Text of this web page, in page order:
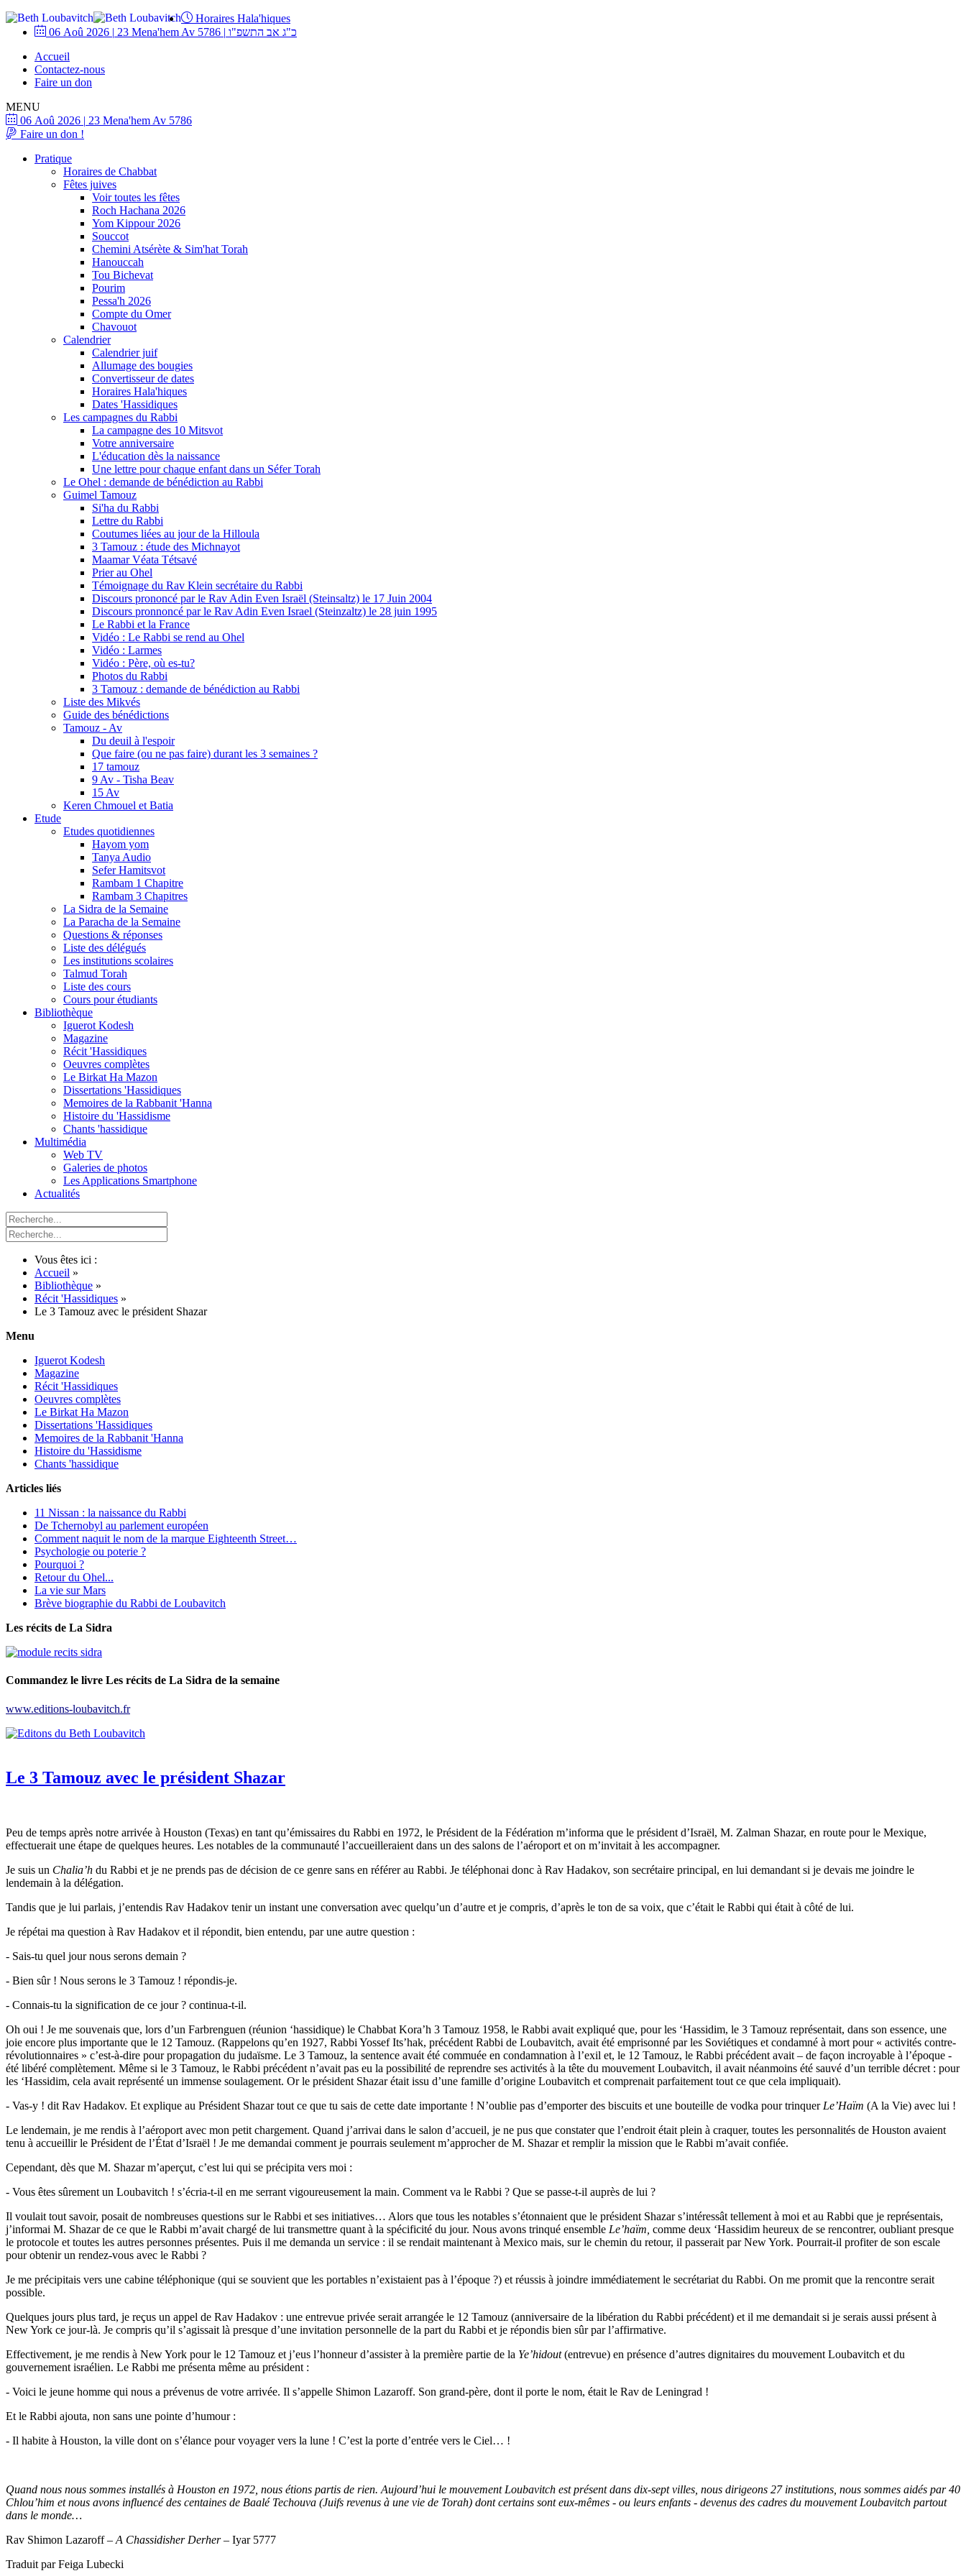
Horaires Hala'hiques
06 Aoû 2026 | 23 Mena'hem Av 5786 | כ"ג אב התשפ"ו
Accueil
Contactez-nous
Faire un don
MENU
06 Aoû 2026 | 23 Mena'hem Av 5786
Faire un don !
Pratique
Horaires de Chabbat
Fêtes juives
Voir toutes les fêtes
Roch Hachana 2026
Yom Kippour 2026
Souccot
Chemini Atsérète & Sim'hat Torah
Hanouccah
Tou Bichevat
Pourim
Pessa'h 2026
Compte du Omer
Chavouot
Calendrier
Calendrier juif
Allumage des bougies
Convertisseur de dates
Horaires Hala'hiques
Dates 'Hassidiques
Les campagnes du Rabbi
La campagne des 10 Mitsvot
Votre anniversaire
L'éducation dès la naissance
Une lettre pour chaque enfant dans un Séfer Torah
Le Ohel : demande de bénédiction au Rabbi
Guimel Tamouz
Si'ha du Rabbi
Lettre du Rabbi
Coutumes liées au jour de la Hilloula
3 Tamouz : étude des Michnayot
Maamar Véata Tétsavé
Prier au Ohel
Témoignage du Rav Klein secrétaire du Rabbi
Discours prononcé par le Rav Adin Even Israël (Steinsaltz) le 17 Juin 2004
Discours pronnoncé par le Rav Adin Even Israel (Steinzaltz) le 28 juin 1995
Le Rabbi et la France
Vidéo : Le Rabbi se rend au Ohel
Vidéo : Larmes
Vidéo : Père, où es-tu?
Photos du Rabbi
3 Tamouz : demande de bénédiction au Rabbi
Liste des Mikvés
Guide des bénédictions
Tamouz - Av
Du deuil à l'espoir
Que faire (ou ne pas faire) durant les 3 semaines ?
17 tamouz
9 Av - Tisha Beav
15 Av
Keren Chmouel et Batia
Etude
Etudes quotidiennes
Hayom yom
Tanya Audio
Sefer Hamitsvot
Rambam 1 Chapitre
Rambam 3 Chapitres
La Sidra de la Semaine
La Paracha de la Semaine
Questions & réponses
Liste des délégués
Les institutions scolaires
Talmud Torah
Liste des cours
Cours pour étudiants
Bibliothèque
Iguerot Kodesh
Magazine
Récit 'Hassidiques
Oeuvres complètes
Le Birkat Ha Mazon
Dissertations 'Hassidiques
Memoires de la Rabbanit 'Hanna
Histoire du 'Hassidisme
Chants 'hassidique
Multimédia
Web TV
Galeries de photos
Les Applications Smartphone
Actualités
Vous êtes ici :
Accueil »
Bibliothèque »
Récit 'Hassidiques »
Le 3 Tamouz avec le président Shazar
Menu
Iguerot Kodesh
Magazine
Récit 'Hassidiques
Oeuvres complètes
Le Birkat Ha Mazon
Dissertations 'Hassidiques
Memoires de la Rabbanit 'Hanna
Histoire du 'Hassidisme
Chants 'hassidique
Articles liés
11 Nissan : la naissance du Rabbi
De Tchernobyl au parlement européen
Comment naquit le nom de la marque Eighteenth Street…
Psychologie ou poterie ?
Pourquoi ?
Retour du Ohel...
La vie sur Mars
Brève biographie du Rabbi de Loubavitch
Les récits de La Sidra
Commandez le livre Les récits de La Sidra de la semaine
www.editions-loubavitch.fr
Le 3 Tamouz avec le président Shazar
Peu de temps après notre arrivée à Houston (Texas) en tant qu’émissaires du Rabbi en 1972, le Président de la Fédération m’informa que le président d’Israël, M. Zalman Shazar, en route pour le Mexique,
effectuerait une étape de quelques heures. Les notables de la communauté l’accueilleraient dans un des salons de l’aéroport et on m’invitait à les accompagner.
Je suis un Chalia’h du Rabbi et je ne prends pas de décision de ce genre sans en référer au Rabbi. Je téléphonai donc à Rav Hadakov, son secrétaire principal, en lui demandant si je devais me joindre le
lendemain à la délégation.
Tandis que je lui parlais, j’entendis Rav Hadakov tenir un instant une conversation avec quelqu’un d’autre et je compris, d’après le ton de sa voix, que c’était le Rabbi qui était à côté de lui.
Je répétai ma question à Rav Hadakov et il répondit, bien entendu, par une autre question :
- Sais-tu quel jour nous serons demain ?
- Bien sûr ! Nous serons le 3 Tamouz ! répondis-je.
- Connais-tu la signification de ce jour ? continua-t-il.
Oh oui ! Je me souvenais que, lors d’un Farbrenguen (réunion ‘hassidique) le Chabbat Kora’h 3 Tamouz 1958, le Rabbi avait expliqué que, pour les ‘Hassidim, le 3 Tamouz représentait, dans son essence, une
joie encore plus importante que le 12 Tamouz. (Rappelons qu’en 1927, Rabbi Yossef Its’hak, précédent Rabbi de Loubavitch, avait été emprisonné par les Soviétiques et condamné à mort pour « activités contre-
révolutionnaires » c’est-à-dire pour propagation du judaïsme. Le 3 Tamouz, la sentence avait été commuée en condamnation à l’exil et, le 12 Tamouz, le Rabbi précédent avait – de façon incroyable à l’époque -
été libéré complètement. Même si le 3 Tamouz, le Rabbi précédent n’avait pas eu la possibilité de reprendre ses activités à la tête du mouvement Loubavitch, il avait néanmoins été sauvé d’un terrible décret : pour
les ‘Hassidim, cela avait représenté un immense soulagement. Or le président Shazar était issu d’une famille d’origine Loubavitch et comprenait parfaitement tout ce que cela impliquait).
- Vas-y ! dit Rav Hadakov. Et explique au Président Shazar tout ce que tu sais de cette date importante ! N’oublie pas d’emporter des biscuits et une bouteille de vodka pour trinquer Le’Haïm (A la Vie) avec lui !
Le lendemain, je me rendis à l’aéroport avec mon petit chargement. Quand j’arrivai dans le salon d’accueil, je ne pus que constater que l’endroit était plein à craquer, toutes les personnalités de Houston avaient
tenu à accueillir le Président de l’État d’Israël ! Je me demandai comment je pourrais seulement m’approcher de M. Shazar et remplir la mission que le Rabbi m’avait confiée.
Cependant, dès que M. Shazar m’aperçut, c’est lui qui se précipita vers moi :
- Vous êtes sûrement un Loubavitch ! s’écria-t-il en me serrant vigoureusement la main. Comment va le Rabbi ? Que se passe-t-il auprès de lui ?
Il voulait tout savoir, posait de nombreuses questions sur le Rabbi et ses initiatives… Alors que tous les notables s’étonnaient que le président Shazar s’intéressât tellement à moi et au Rabbi que je représentais,
j’informai M. Shazar de ce que le Rabbi m’avait chargé de lui transmettre quant à la spécificité du jour. Nous avons trinqué ensemble Le’haïm, comme deux ‘Hassidim heureux de se rencontrer, oubliant presque
le protocole et toutes les autres personnes présentes. Puis il me demanda un service : il se rendait maintenant à Mexico mais, sur le chemin du retour, il passerait par New York. Pourrait-il profiter de son escale
pour obtenir un rendez-vous avec le Rabbi ?
Je me précipitais vers une cabine téléphonique (qui se souvient que les portables n’existaient pas à l’époque ?) et réussis à joindre immédiatement le secrétariat du Rabbi. On me promit que la rencontre serait
possible.
Quelques jours plus tard, je reçus un appel de Rav Hadakov : une entrevue privée serait arrangée le 12 Tamouz (anniversaire de la libération du Rabbi précédent) et il me demandait si je serais aussi présent à
New York ce jour-là. Je compris qu’il s’agissait là presque d’une invitation personnelle de la part du Rabbi et je répondis bien sûr par l’affirmative.
Effectivement, je me rendis à New York pour le 12 Tamouz et j’eus l’honneur d’assister à la première partie de la Ye’hidout(entrevue) en présence d’autres dignitaires du mouvement Loubavitch et du
gouvernement israélien. Le Rabbi me présenta même au président :
- Voici le jeune homme qui nous a prévenus de votre arrivée. Il s’appelle Shimon Lazaroff. Son grand-père, dont il porte le nom, était le Rav de Leningrad !
Et le Rabbi ajouta, non sans une pointe d’humour :
- Il habite à Houston, la ville dont on s’élance pour voyager vers la lune ! C’est la porte d’entrée vers le Ciel… !
Quand nous nous sommes installés à Houston en 1972, nous étions partis de rien. Aujourd’hui le mouvement Loubavitch est présent dans dix-sept villes, nous dirigeons 27 institutions, nous sommes aidés par 40
Chlou’him et nous avons influencé des centaines de Baalé Techouva (Juifs revenus à une vie de Torah) dont certains sont eux-mêmes - ou leurs enfants - devenus des cadres du mouvement Loubavitch partout
dans le monde…
Rav Shimon Lazaroff – A Chassidisher Derher – Iyar 5777
Traduit par Feiga Lubecki